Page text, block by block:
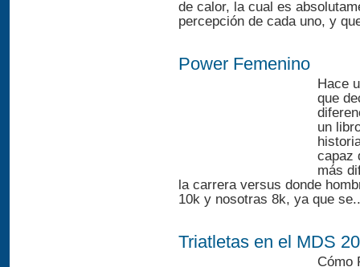
de calor, la cual es
percepción de cada uno, y
Power Femenino
Hace
que
un
capaz
más
la carrera versus donde
10k y nosotras 8k, ya que
Triatletas en el MDS
Cómo